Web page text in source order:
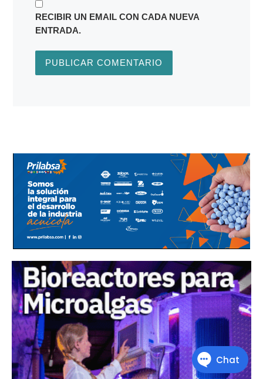
RECIBIR UN EMAIL CON CADA NUEVA
ENTRADA.